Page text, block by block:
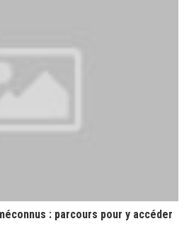
: parcours pour y accéder